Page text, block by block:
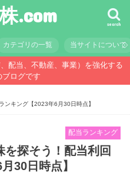
.com search
カテゴリの一覧 当サイトについて
配当、不動産、事業）を強化する
ブログです
ンキング【2023年6月30日時点】
配当ランキング
を探そう！配当利回
30日時点】